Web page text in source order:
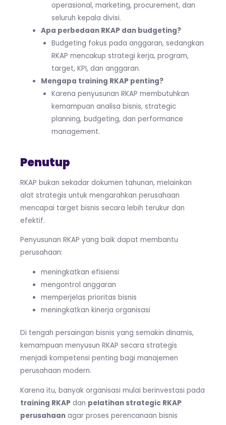
operasional, marketing, procurement, dan
seluruh kepala divisi.
Apa perbedaan RKAP dan budgeting?
Budgeting fokus pada anggaran, sedangkan
RKAP mencakup strategi kerja, program,
target, KPI, dan anggaran.
Mengapa training RKAP penting?
Karena penyusunan RKAP membutuhkan
kemampuan analisa bisnis, strategic
planning, budgeting, dan performance
management.
Penutup
RKAP bukan sekadar dokumen tahunan, melainkan
alat strategis untuk mengarahkan perusahaan
mencapai target bisnis secara lebih terukur dan
efektif.
Penyusunan RKAP yang baik dapat membantu
perusahaan:
meningkatkan efisiensi
mengontrol anggaran
memperjelas prioritas bisnis
meningkatkan kinerja organisasi
Di tengah persaingan bisnis yang semakin dinamis,
kemampuan menyusun RKAP secara strategis
menjadi kompetensi penting bagi manajemen
perusahaan modern.
Karena itu, banyak organisasi mulai berinvestasi pada
training RKAP dan pelatihan strategic RKAP
perusahaan agar proses perencanaan bisnis